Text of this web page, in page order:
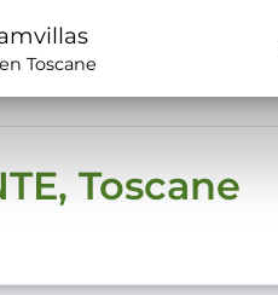
Toscane
Toscane